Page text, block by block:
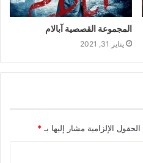
المجموعة القصصية آبالام
يناير 31, 2021
الحقول الإلزامية مشار إليها بـ *